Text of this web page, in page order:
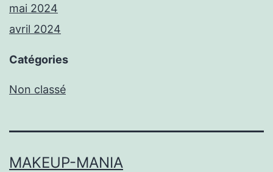
mai 2024
avril 2024
Catégories
Non classé
MAKEUP-MANIA